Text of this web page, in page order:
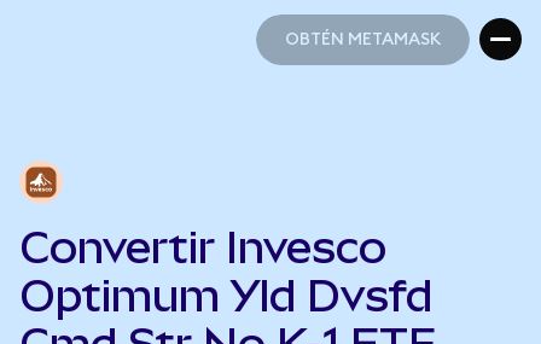
OBTÉN METAMASK
Convertir Invesco
Optimum Yld Dvsfd